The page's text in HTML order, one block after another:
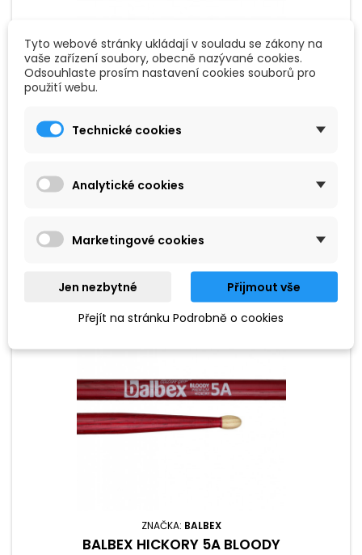
ZNAČKA:PROMUCO
Hickorové paličky typu 5A s nylonovou špičkou ve tvaru slzy.
ZNAČKA: BALBEX
BALBEX HICKORY 5A BLOODY
Tyto webové stránky ukládají v souladu se zákony na
vaše zařízení soubory, obecně nazývané cookies.
Odsouhlaste prosím nastavení cookies souborů pro
použití webu.
Technické cookies
Analytické cookies
Marketingové cookies
Jen nezbytné
Přijmout vše
Přejít na stránku Podrobně o cookies